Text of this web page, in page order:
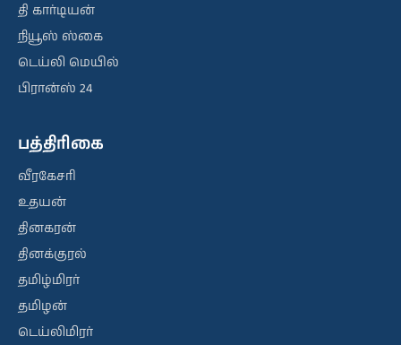
தி கார்டியன்
நியூஸ் ஸ்கை
டெய்லி மெயில்
பிரான்ஸ் 24
பத்திரிகை
வீரகேசரி
உதயன்
தினகரன்
தினக்குரல்
தமிழ்மிரர்
தமிழன்
டெய்லிமிரர்